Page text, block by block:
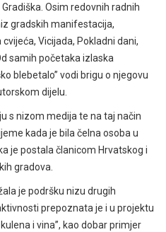
Osim redovnih radnih
gradskih manifestacija,
Vicijada, Pokladni dani,
samih početaka izlaska
blebetalo” vodi brigu o njegovu
dijelu.
s nizom medija te na taj način
kada je bila čelna osoba u
je postala članicom Hrvatskog i
gradova.
je podršku nizu drugih
prepoznata je i u projektu
i vina”, kao dobar primjer